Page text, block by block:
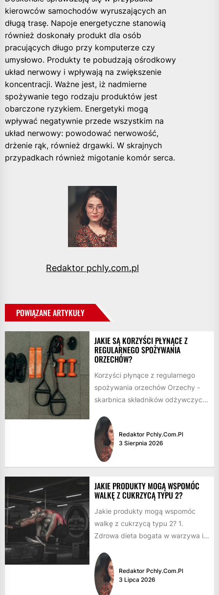
kierowców samochodów wyruszających an
długą trasę. Napoje energetyczne stanowią
również doskonały produkt dla osób
pracujących długo przy komputerze czy
umysłowo. Produkty te pobudzają ośrodkowy
układ nerwowy i wpływają na zwiększenie
koncentracji. Ważne jest, iż nadmierne
spożywanie tego rodzaju produktów jest
obarczone ryzykiem. Energetyki mogą
wpływać negatywnie przede wszystkim na
układ nerwowy: powodować nerwowość,
drżenie rąk, również drgawki. W skrajnych
przypadkach również migotanie komór serca.
Redaktor pchly.com.pl
POWIĄZANE ARTYKUŁY
JAKIE SĄ KORZYŚCI PŁYNĄCE Z
REGULARNEGO SPOŻYWANIA
ORZECHÓW?
Korzyści płynące z regularnego
spożywania orzechów Orzechy -
skarbnica składników odżywczych
przekąska, ale również bogate...
Redaktor Pchly.com.pl
3 Sierpnia 2026
JAKIE PRODUKTY MOGĄ WSPOMÓC
WALKĘ Z CUKRZYCĄ TYPU 2?
Jakie produkty mogą wspomóc
walkę z cukrzycą typu 2? 1.
Zdrowa dieta bogata w warzywa i
Redaktor Pchly.com.pl
3 Lipca 2026